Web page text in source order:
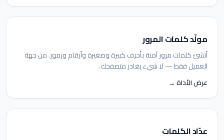
مولّد كلمات المرور
أنشئ كلمات مرور آمنة بأحرف كبيرة وصغيرة وأرقام ورموز. من جهة
العميل فقط — لا شيء يغادر متصفحك.
عرض الأداة →
عدّاد الكلمات